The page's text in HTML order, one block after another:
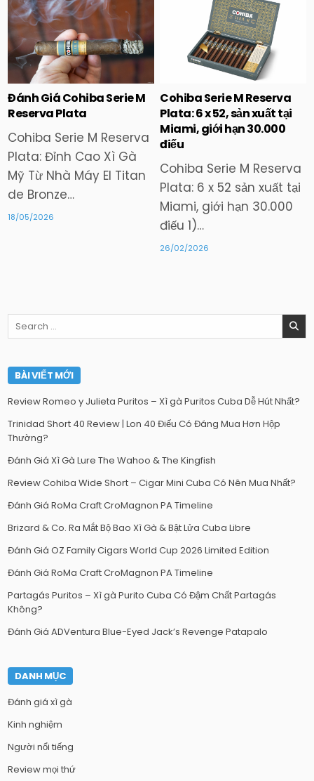
Posted
in
Đánh Giá Cohiba Serie M
Reserva Plata
Cohiba Serie M Reserva
Plata: Đỉnh Cao Xì Gà
Mỹ Từ Nhà Máy El Titan
de Bronze…
18/05/2026
Posted
in
Cohiba Serie M Reserva
Plata: 6 x 52, sản xuất tại
Miami, giới hạn 30.000
điếu
Cohiba Serie M Reserva
Plata: 6 x 52 sản xuất tại
Miami, giới hạn 30.000
điếu 1)…
26/02/2026
Search
BÀI VIẾT MỚI
Review Romeo y Julieta Puritos – Xì gà Puritos Cuba Dễ Hút Nhất?
Trinidad Short 40 Review | Lon 40 Điếu Có Đáng Mua Hơn Hộp
Thường?
Đánh Giá Xì Gà Lure The Wahoo & The Kingfish
Review Cohiba Wide Short – Cigar Mini Cuba Có Nên Mua Nhất?
Đánh Giá RoMa Craft CroMagnon PA Timeline
Brizard & Co. Ra Mắt Bộ Bao Xì Gà & Bật Lửa Cuba Libre
Đánh Giá OZ Family Cigars World Cup 2026 Limited Edition
Đánh Giá RoMa Craft CroMagnon PA Timeline
Partagás Puritos – Xì gà Purito Cuba Có Đậm Chất Partagás
Không?
Đánh Giá ADVentura Blue-Eyed Jack’s Revenge Patapalo
DANH MỤC
Đánh giá xì gà
Kinh nghiệm
Người nổi tiếng
Review mọi thứ